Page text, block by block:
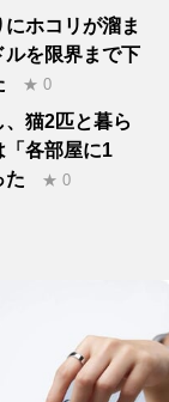
ホコリが溜ま
ルを限界まで下
★ 0
猫2匹と暮ら
「各部屋に1
た
★ 0